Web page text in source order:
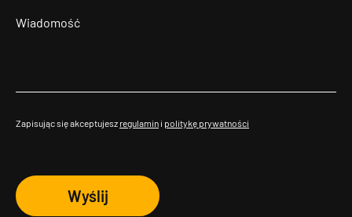
Zapisując się akceptujesz regulamin i politykę prywatności
Wyślij